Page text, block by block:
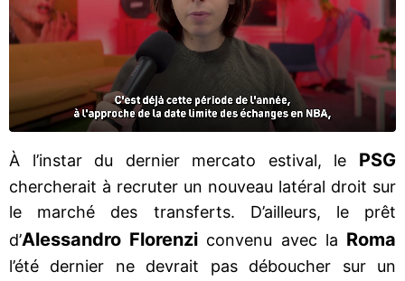
À l’instar du dernier mercato estival, le PSG
chercherait à recruter un nouveau latéral droit sur
le marché des transferts. D’ailleurs, le prêt
d’Alessandro Florenzi convenu avec la Roma
l’été dernier ne devrait pas déboucher sur un